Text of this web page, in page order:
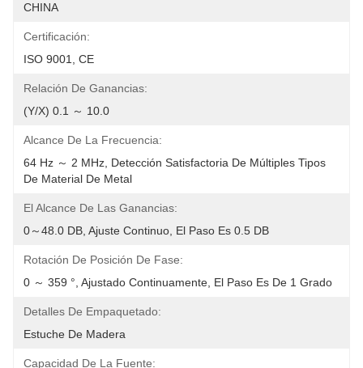
CHINA
Certificación:
ISO 9001, CE
Relación De Ganancias:
(Y/x) 0.1 ～ 10.0
Alcance De La Frecuencia:
64 Hz ～ 2 MHz, Detección Satisfactoria De Múltiples Tipos
De Material De Metal
El Alcance De Las Ganancias:
0～48.0 DB, Ajuste Continuo, El Paso Es 0.5 DB
Rotación De Posición De Fase:
0 ～ 359 °, Ajustado Continuamente, El Paso Es De 1 Grado
Detalles De Empaquetado:
Estuche De Madera
Capacidad De La Fuente: